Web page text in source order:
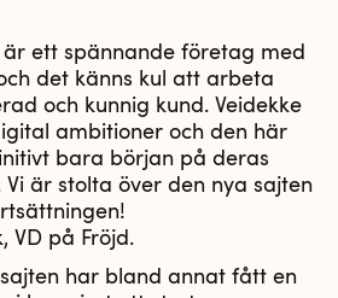
är ett spännande företag med
det känns kul att arbeta
och kunnig kund. Veidekke
ambitioner och den här
bara början på deras
är stolta över den nya sajten
VD på Fröjd.
har bland annat fått en